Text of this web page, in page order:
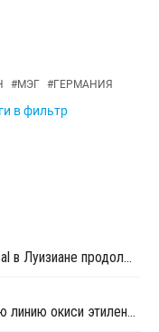
#МЭГ #ГЕРМАНИЯ
в фильтр
Нефтехимические заводы Shell Chemical в Луизиане продолжают работать перед ураганом "Зета"
Sanjiang Fine Chemicals закрыла вторую линию окиси этилена из-за транспортных проблем